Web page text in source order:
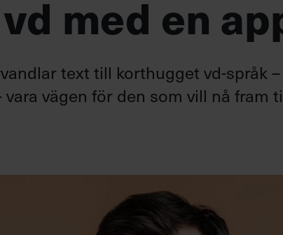
med en
text till korthugget vd-språk
vägen för den som vill nå fram